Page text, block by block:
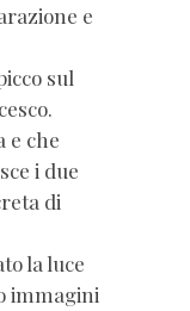
e
sul
e che
i due
di
la luce
immagini